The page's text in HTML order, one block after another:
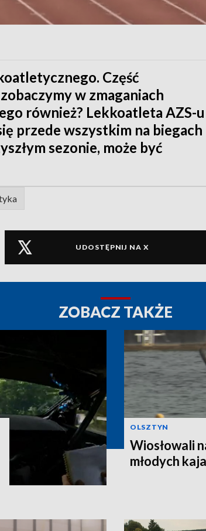
Część
w zmaganiach
również? Lekkoatleta AZS-u
przede wszystkim na biegach
sezonie, może być
UDOSTĘPNIJ NA X
ZOBACZ TAKŻE
OLSZTYN
Wiosłowali
młodych